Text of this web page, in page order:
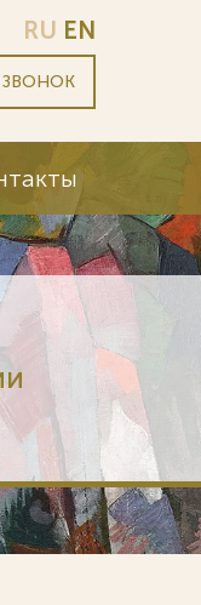
RU EN
на